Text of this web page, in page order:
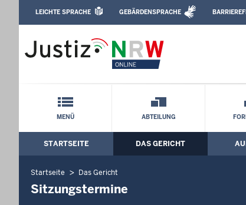
Amtsgericht Bielefeld:
Leichte Sprache,
LEICHTE SPRACHE GEBÄRDENSPRACHE
Schnellnavigation mit Volltext-Suche
MENÜ ABTEILUNG
Hauptmenü: Hauptnavigation
STARTSEITE DAS GERICHT
Startseite Das Gericht
Sitzungstermine